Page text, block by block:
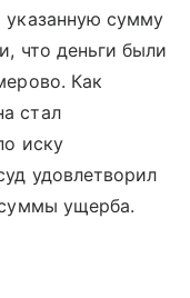
сумму
что деньги были
Как
стал
иску
удовлетворил
ущерба.